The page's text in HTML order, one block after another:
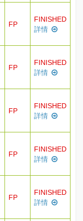
FP
FINISHED
詳情
FP
FINISHED
詳情
FP
FINISHED
詳情
FP
FINISHED
詳情
FP
FINISHED
詳情